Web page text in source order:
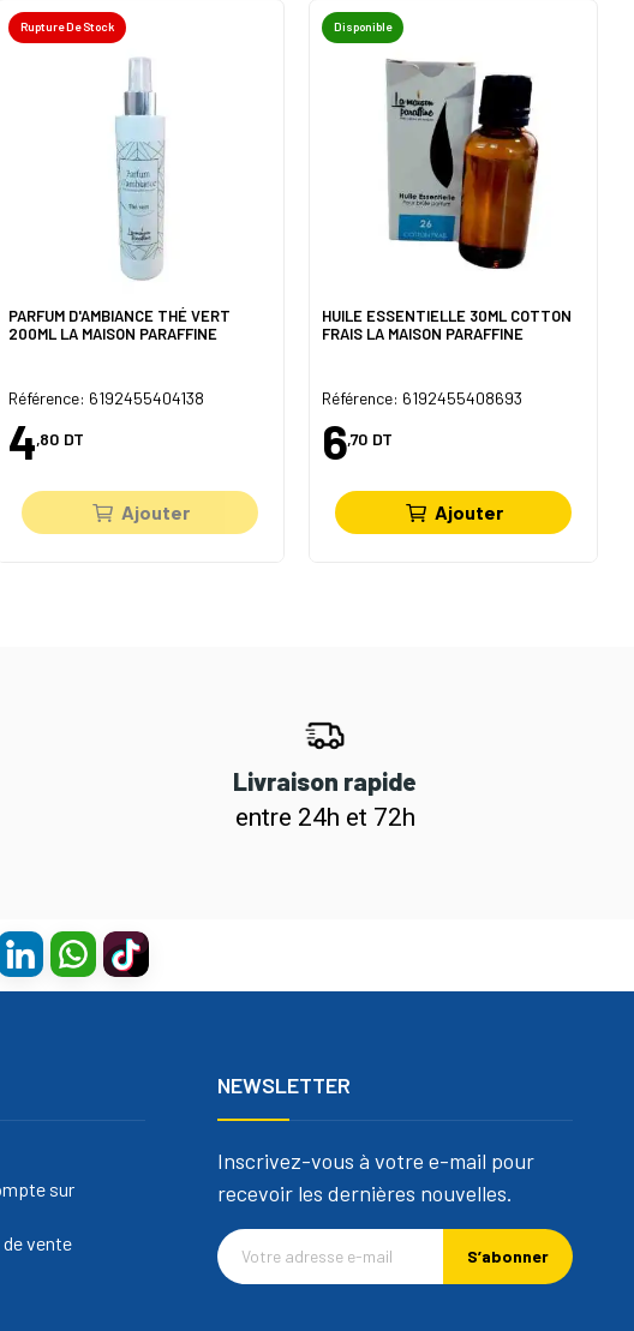
Rupture De Stock
PARFUM D'AMBIANCE THÉ VERT
200ML LA MAISON PARAFFINE
Référence: 6192455404138
4,80 DT
Ajouter
Disponible
HUILE ESSENTIELLE 30ML COTTON
FRAIS LA MAISON PARAFFINE
Référence: 6192455408693
6,70 DT
Ajouter
Livraison rapide
entre 24h et 72h
sur
vente
NEWSLETTER
Inscrivez-vous à votre e-mail pour
recevoir les dernières nouvelles.
S’abonner